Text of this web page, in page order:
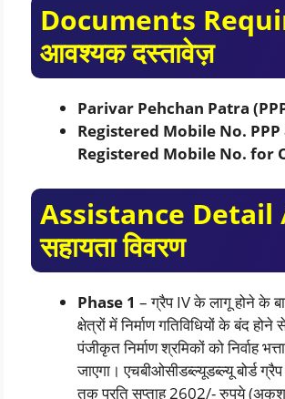
Documents
आवश्यक दस्तावेज़
Parivar Pehchan Patra
Registered Mobile No. PPP
Registered Mobile No. for
Assistance Detail
सहायता विवरण
Phase 1 – ग्रैप IV के लागू होने के
क्षेत्रों में निर्माण गतिविधियों के बंद होने
पंजीकृत निर्माण श्रमिकों को निर्वाह
जाएगा। एचबीओसीडब्ल्यूडब्ल्यू बोर्ड
तक प्रति सप्ताह 2602/- रुपये